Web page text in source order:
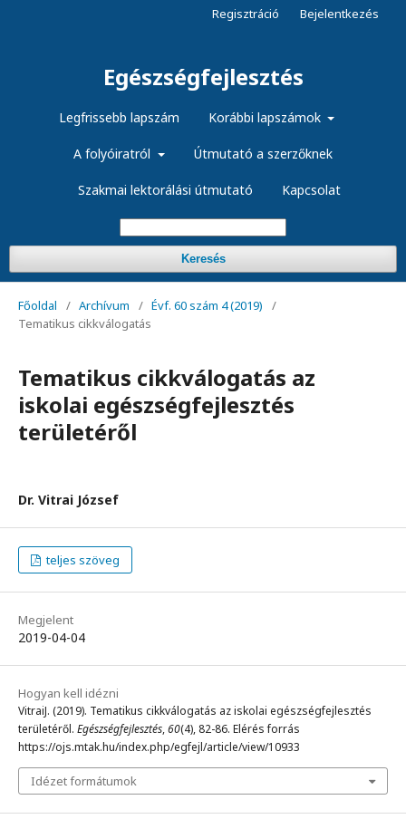
Egészségfejlesztés
Legfrissebb lapszám Korábbi lapszámok
A folyóiratról Útmutató a szerzőknek
Szakmai lektorálási útmutató Kapcsolat
Keresés
Regisztráció Bejelentkezés
Főoldal / Archívum / Évf. 60 szám 4 (2019)
/
Tematikus cikkválogatás
Tematikus cikkválogatás az
iskolai egészségfejlesztés
területéről
Dr. Vitrai József
teljes szöveg
Megjelent
2019-04-04
Hogyan kell idézni
VitraiJ. (2019). Tematikus cikkválogatás az iskolai egészségfejlesztés
területéről. Egészségfejlesztés,60(4), 82-86. Elérés forrás
https://ojs.mtak.hu/index.php/egfejl/article/view/10933
Idézet formátumok